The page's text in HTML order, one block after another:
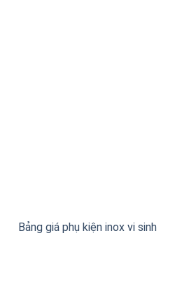
Bảng giá phụ kiện inox vi sinh